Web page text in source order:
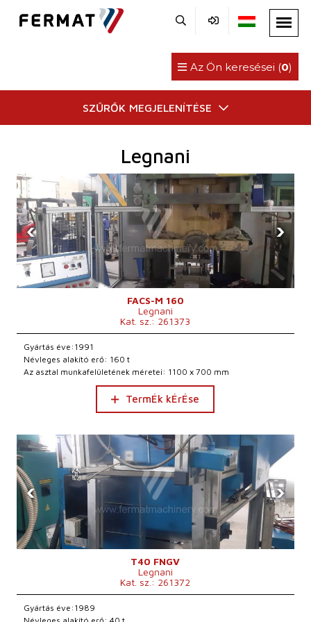
Az Ön keresései (0)
SZŰRŐK MEGJELENÍTÉSE
Legnani
‹ ›
FACS-M 160
Legnani
Kat. sz.: 261373
Gyártás éve:1991
Névleges alakító erő: 160 t
Az asztal munkafelületének méretei: 1100 x 700 mm
TermÉk kÉrÉse
‹ ›
T40 FNGV
Legnani
Kat. sz.: 261372
Gyártás éve:1989